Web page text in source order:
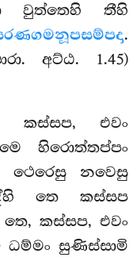
වුත්තෙහි තීහි
.
අට්ඨ. 1.45)
කස්සප, එවං
හිරොත්තප්පං
ථෙරෙසු නවෙසු
තෙ කස්සප
කස්සප, එවං
ධම්මං සුණිස්සාමි